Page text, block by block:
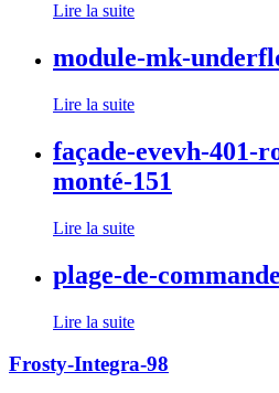
Lire la suite
module-mk-
Lire la suite
façade-evevh-401-
monté-151
Lire la suite
plage-de-
Lire la suite
Frosty-Integra-98